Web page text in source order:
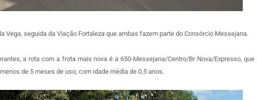
Vega, seguida da Viação Fortaleza que ambas fazem parte do Consórcio Messejana.
a rota com a frota mais nova é a 650-Messejana/Centro/Br Nova/Expresso, que
de 5 meses de uso, com idade média de 0,5 anos.